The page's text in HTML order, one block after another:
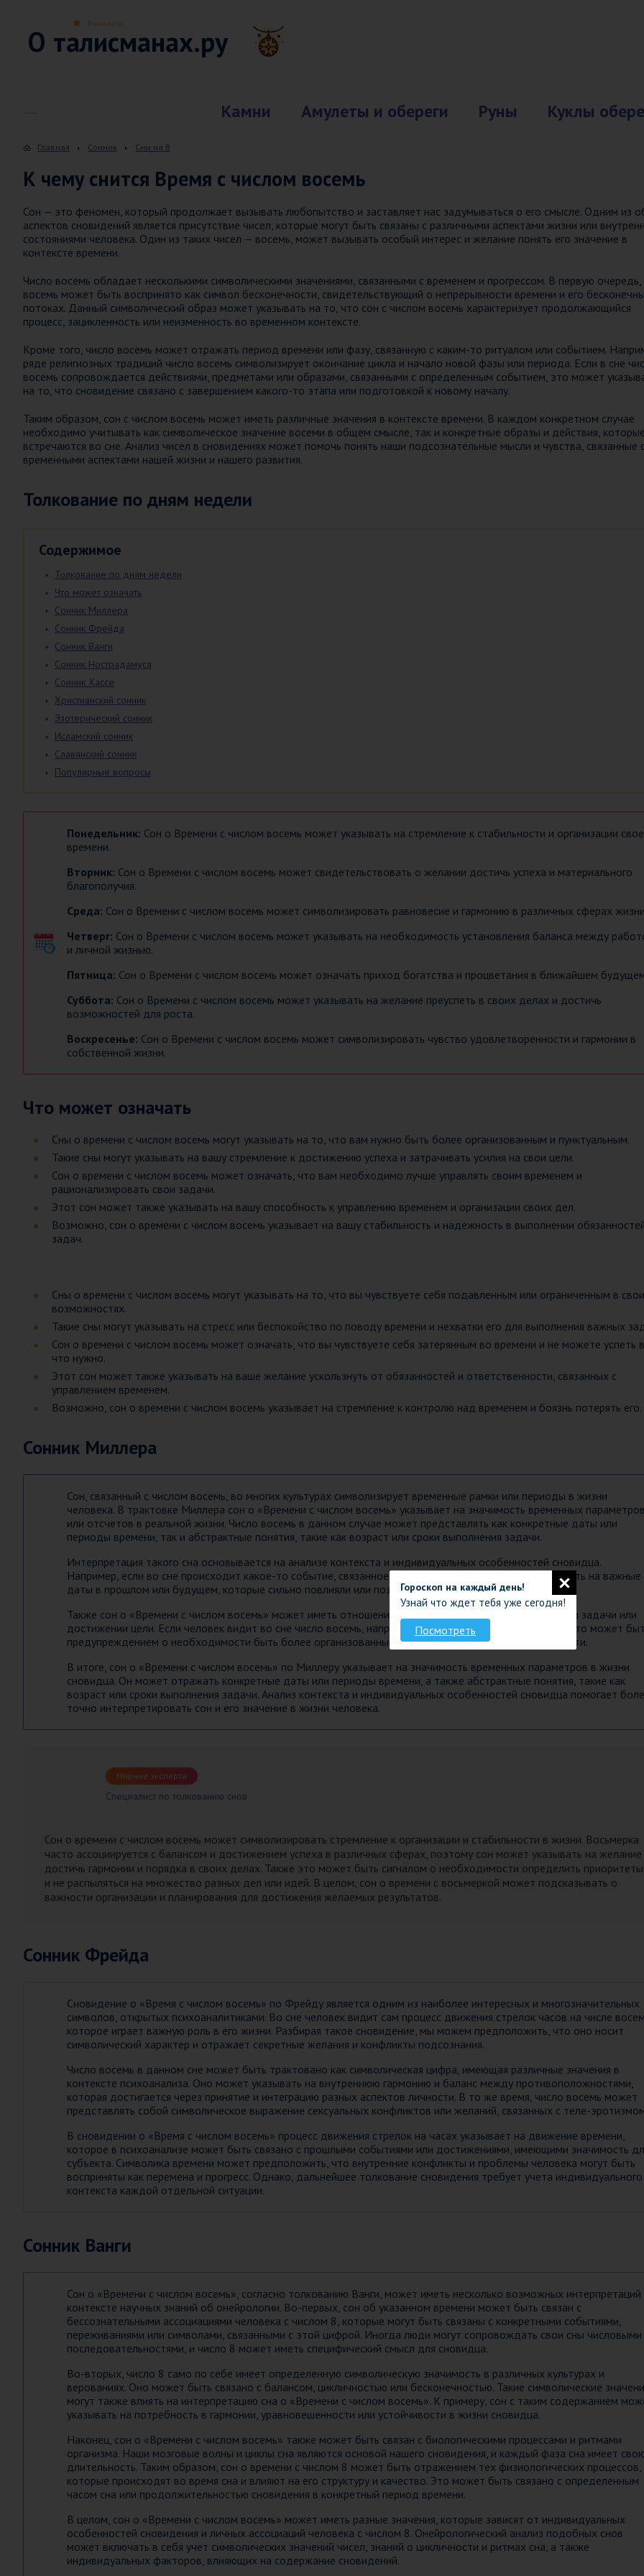
Гороскоп на каждый день!
Узнай что ждет тебя уже сегодня!
Посмотреть
О талисманах.ру
Камни Амулеты и обереги Руны Куклы
В закладки
Главная Сонник Сны на В
К чему снится Время с числом восемь
Сон — это феномен, который продолжает вызывать любопытство и заставляет нас задумываться о его смысле. Одним из
аспектов сновидений является присутствие чисел, которые могут быть связаны с различными аспектами жизни или
состояниями человека. Один из таких чисел — восемь, может вызывать особый интерес и желание понять его значение в
контексте времени.
Число восемь обладает несколькими символическими значениями, связанными с временем и прогрессом. В первую очередь,
восемь может быть воспринято как символ бесконечности, свидетельствующий о непрерывности времени и его
потоках. Данный символический образ может указывать на то, что сон с числом восемь характеризует продолжающийся
процесс, зацикленность или неизменность во временном контексте.
Кроме того, число восемь может отражать период времени или фазу, связанную с каким-то ритуалом или событием.
ряде религиозных традиций число восемь символизирует окончание цикла и начало новой фазы или периода. Если в сне
восемь сопровождается действиями, предметами или образами, связанными с определенным событием, это может
на то, что сновидение связано с завершением какого-то этапа или подготовкой к новому началу.
Таким образом, сон с числом восемь может иметь различные значения в контексте времени. В каждом конкретном случае
необходимо учитывать как символическое значение восеми в общем смысле, так и конкретные образы и действия,
встречаются во сне. Анализ чисел в сновидениях может помочь понять наши подсознательные мысли и чувства, связанные
временными аспектами нашей жизни и нашего развития.
Толкование по дням недели
Содержимое
Толкование по дням недели
Что может означать
Сонник Миллера
Сонник Фрейда
Сонник Ванги
Сонник Нострадамуса
Сонник Хассе
Христианский сонник
Эзотерический сонник
Исламский сонник
Славянский сонник
Популярные вопросы
Понедельник: Сон о Времени с числом восемь может указывать на стремление к стабильности и организации
времени.
Вторник: Сон о Времени с числом восемь может свидетельствовать о желании достичь успеха и материального
благополучия.
Среда: Сон о Времени с числом восемь может символизировать равновесие и гармонию в различных сферах
Четверг: Сон о Времени с числом восемь может указывать на необходимость установления баланса между
и личной жизнью.
Пятница: Сон о Времени с числом восемь может означать приход богатства и процветания в ближайшем
Суббота: Сон о Времени с числом восемь может указывать на желание преуспеть в своих делах и достичь
возможностей для роста.
Воскресенье: Сон о Времени с числом восемь может символизировать чувство удовлетворенности и гармонии в
собственной жизни.
Что может означать
Сны о времени с числом восемь могут указывать на то, что вам нужно быть более организованным и пунктуальным.
Такие сны могут указывать на вашу стремление к достижению успеха и затрачивать усилия на свои цели.
Сон о времени с числом восемь может означать, что вам необходимо лучше управлять своим временем и
рационализировать свои задачи.
Этот сон может также указывать на вашу способность к управлению временем и организации своих дел.
Возможно, сон о времени с числом восемь указывает на вашу стабильность и надежность в выполнении
задач.
Сны о времени с числом восемь могут указывать на то, что вы чувствуете себя подавленным или ограниченным в
возможностях.
Такие сны могут указывать на стресс или беспокойство по поводу времени и нехватки его для выполнения важных
Сон о времени с числом восемь может означать, что вы чувствуете себя затерянным во времени и не можете успеть
что нужно.
Этот сон может также указывать на ваше желание ускользнуть от обязанностей и ответственности, связанных с
управлением временем.
Возможно, сон о времени с числом восемь указывает на стремление к контролю над временем и боязнь потерять его.
Сонник Миллера
Сон, связанный с числом восемь, во многих культурах символизирует временные рамки или периоды в жизни
человека. В трактовке Миллера сон о «Времени с числом восемь» указывает на значимость временных
или отсчетов в реальной жизни. Число восемь в данном случае может представлять как конкретные даты или
периоды времени, так и абстрактные понятия, такие как возраст или сроки выполнения задачи.
Интерпретация такого сна основывается на анализе контекста и индивидуальных особенностей сновидца.
Например, если во сне происходит какое-то событие, связанное с числом восемь, это может указывать на важные
даты в прошлом или будущем, которые сильно повлияли или позже повлияют на жизнь сновидца.
Также сон о «Времени с числом восемь» может иметь отношение к временному аспекту в выполнении задачи или
достижении цели. Если человек видит во сне число восемь, например, в связи с сроками или часами, это может
предупреждением о необходимости быть более организованным и управляемым в своей деятельности.
В итоге, сон о «Времени с числом восемь» по Миллеру указывает на значимость временных параметров в жизни
сновидца. Он может отражать конкретные даты или периоды времени, а также абстрактные понятия, такие как
возраст или сроки выполнения задачи. Анализ контекста и индивидуальных особенностей сновидца помогает
точно интерпретировать сон и его значение в жизни человека.
Мнение эксперта
Специалист по толкованию снов
Сон о времени с числом восемь может символизировать стремление к организации и стабильности в жизни. Восьмерка
часто ассоциируется с балансом и достижением успеха в различных сферах, поэтому сон может указывать на желание
достичь гармонии и порядка в своих делах. Также это может быть сигналом о необходимости определить приоритеты
и не распыляться на множество разных дел или идей. В целом, сон о времени с восьмеркой может подсказывать о
важности организации и планирования для достижения желаемых результатов.
Сонник Фрейда
Сновидение о «Время с числом восемь» по Фрейду является одним из наиболее интересных и многозначительных
символов, открытых психоаналитиками. Во сне человек видит сам процесс движения стрелок часов на числе
которое играет важную роль в его жизни. Разбирая такое сновидение, мы можем предположить, что оно носит
символический характер и отражает секретные желания и конфликты подсознания.
Число восемь в данном сне может быть трактовано как символическая цифра, имеющая различные значения в
контексте психоанализа. Оно может указывать на внутреннюю гармонию и баланс между противоположностями,
которая достигается через принятие и интеграцию разных аспектов личности. В то же время, число восемь может
представлять собой символическое выражение сексуальных конфликтов или желаний, связанных с теле-
В сновидении о «Время с числом восемь» процесс движения стрелок на часах указывает на движение времени,
которое в психоанализе может быть связано с прошлыми событиями или достижениями, имеющими значимость
субъекта. Символика времени может предположить, что внутренние конфликты и проблемы человека могут быть
восприняты как перемена и прогресс. Однако, дальнейшее толкование сновидения требует учета индивидуального
контекста каждой отдельной ситуации.
Сонник Ванги
Сон о «Времени с числом восемь», согласно толкованию Ванги, может иметь несколько возможных интерпретаций
контексте научных знаний об онейрологии. Во-первых, сон об указанном времени может быть связан с
бессознательными ассоциациями человека с числом 8, которые могут быть связаны с конкретными событиями,
переживаниями или символами, связанными с этой цифрой. Иногда люди могут сопровождать свои сны числовыми
последовательностями, и число 8 может иметь специфический смысл для сновидца.
Во-вторых, число 8 само по себе имеет определенную символическую значимость в различных культурах и
верованиях. Оно может быть связано с балансом, цикличностью или бесконечностью. Такие символические
могут также влиять на интерпретацию сна о «Времени с числом восемь». К примеру, сон с таким содержанием
указывать на потребность в гармонии, уравновешенности или устойчивости в жизни сновидца.
Наконец, сон о «Времени с числом восемь» также может быть связан с биологическими процессами и ритмами
организма. Наши мозговые волны и циклы сна являются основой нашего сновидения, и каждый фаза сна имеет
длительность. Таким образом, сон о времени с числом 8 может быть отражением тех физиологических процессов,
которые происходят во время сна и влияют на его структуру и качество. Это может быть связано с определенным
часом сна или продолжительностью сновидения в конкретный период времени.
В целом, сон о «Времени с числом восемь» может иметь разные значения, которые зависят от индивидуальных
особенностей сновидения и личных ассоциаций человека с числом 8. Онейрологический анализ подобных снов
может включать в себя учет символических значений чисел, знаний о цикличности и ритмах сна, а также
индивидуальных факторов, влияющих на содержание сновидений.